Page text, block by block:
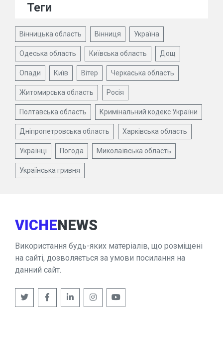
Теги
Вінницька область Вінниця Україна
Одеська область Київська область Дощ
Опади Київ Вітер Черкаська область
Житомирська область Росія
Полтавська область Кримінальний кодекс України
Дніпропетровська область Харківська область
Українці Погода Миколаївська область
Українська гривня
VICHENEWS
Використання будь-яких матеріалів, що розміщені
на сайті, дозволяється за умови посилання на
данний сайт.